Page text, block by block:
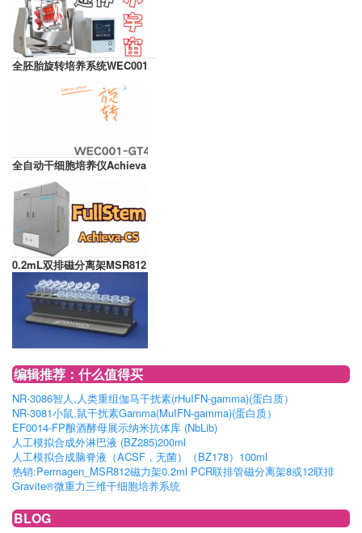
全胚胎旋转培养系统WEC001
全自动干细胞培养仪Achieva
0.2mL双排磁分离架MSR812
编辑推荐：什么值得买
NR-3086智人,人类重组伽马干扰素(rHuIFN-gamma)(蛋白质）
NR-3081小鼠,鼠干扰素Gamma(MuIFN-gamma)(蛋白质）
EF0014-FP酿酒酵母展示纳米抗体库 (NbLib)
人工模拟合成外淋巴液 (BZ285)200ml
人工模拟合成脑脊液（ACSF，无菌）（BZ178）100ml
热销:Permagen_MSR812磁力架0.2ml PCR联排管磁分离架8或12联排
Gravite®微重力三维干细胞培养系统
BLOG